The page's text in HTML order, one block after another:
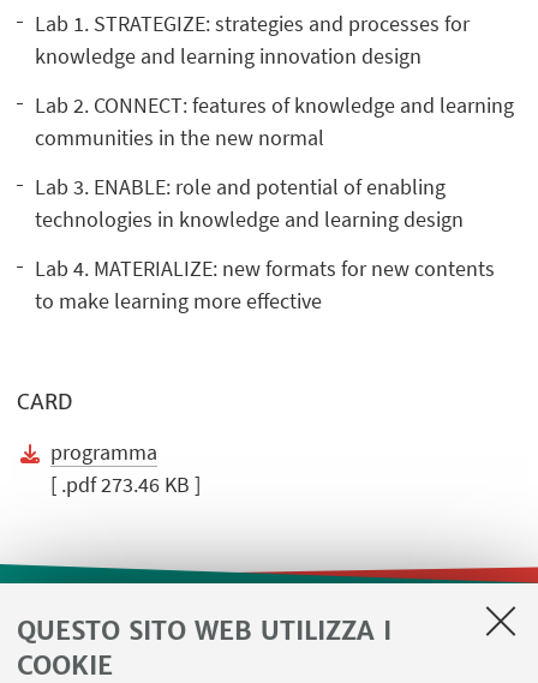
QUESTO SITO WEB UTILIZZA I
COOKIE
Lab 1. STRATEGIZE: strategies and processes for
knowledge and learning innovation design
Lab 2. CONNECT: features of knowledge and learning
communities in the new normal
Lab 3. ENABLE: role and potential of enabling
technologies in knowledge and learning design
Lab 4. MATERIALIZE: new formats for new contents
to make learning more effective
CARD
programma
[ .pdf 273.46 KB ]
LINK UTILI